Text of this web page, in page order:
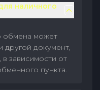
наличного
обмена может
другой документ,
зависимости от
пункта.